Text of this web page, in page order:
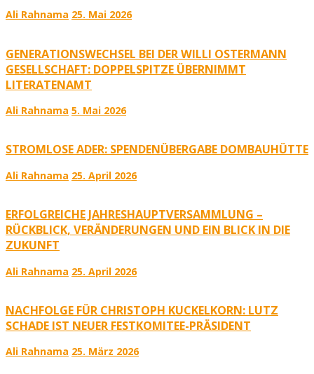
Ali Rahnama 25. Mai 2026
GENERATIONSWECHSEL BEI DER WILLI OSTERMANN
GESELLSCHAFT: DOPPELSPITZE ÜBERNIMMT
LITERATENAMT
Ali Rahnama 5. Mai 2026
STROMLOSE ADER: SPENDENÜBERGABE DOMBAUHÜTTE
Ali Rahnama 25. April 2026
ERFOLGREICHE JAHRESHAUPTVERSAMMLUNG –
RÜCKBLICK, VERÄNDERUNGEN UND EIN BLICK IN DIE
ZUKUNFT
Ali Rahnama 25. April 2026
NACHFOLGE FÜR CHRISTOPH KUCKELKORN: LUTZ
SCHADE IST NEUER FESTKOMITEE-PRÄSIDENT
Ali Rahnama 25. März 2026